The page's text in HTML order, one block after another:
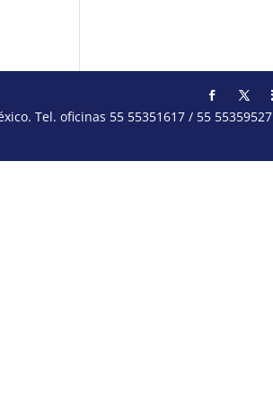
Tel. oficinas 55 55351617 / 55 55359527